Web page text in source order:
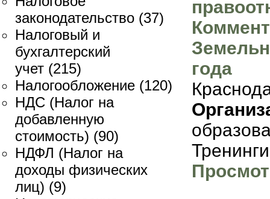
законодательство (37)
Налоговый и
бухгалтерский
учет (215)
Налогообложение (120)
НДС (Налог на
добавленную
стоимость) (90)
НДФЛ (Налог на
доходы физических
лиц) (9)
года